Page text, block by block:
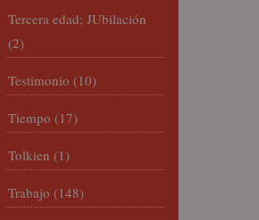
Tercera edad; JUbilación
(2)
Testimonio (10)
Tiempo (17)
Tolkien (1)
Trabajo (148)